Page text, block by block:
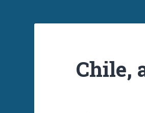
Chile,